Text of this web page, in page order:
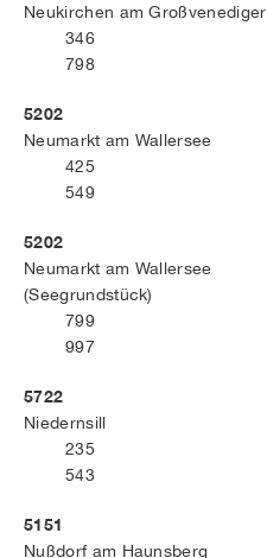
Neukirchen am Großvenediger
346
798
5202
Neumarkt am Wallersee
425
549
5202
Neumarkt am Wallersee
(Seegrundstück)
799
997
5722
Niedernsill
235
543
5151
Nußdorf am Haunsberg